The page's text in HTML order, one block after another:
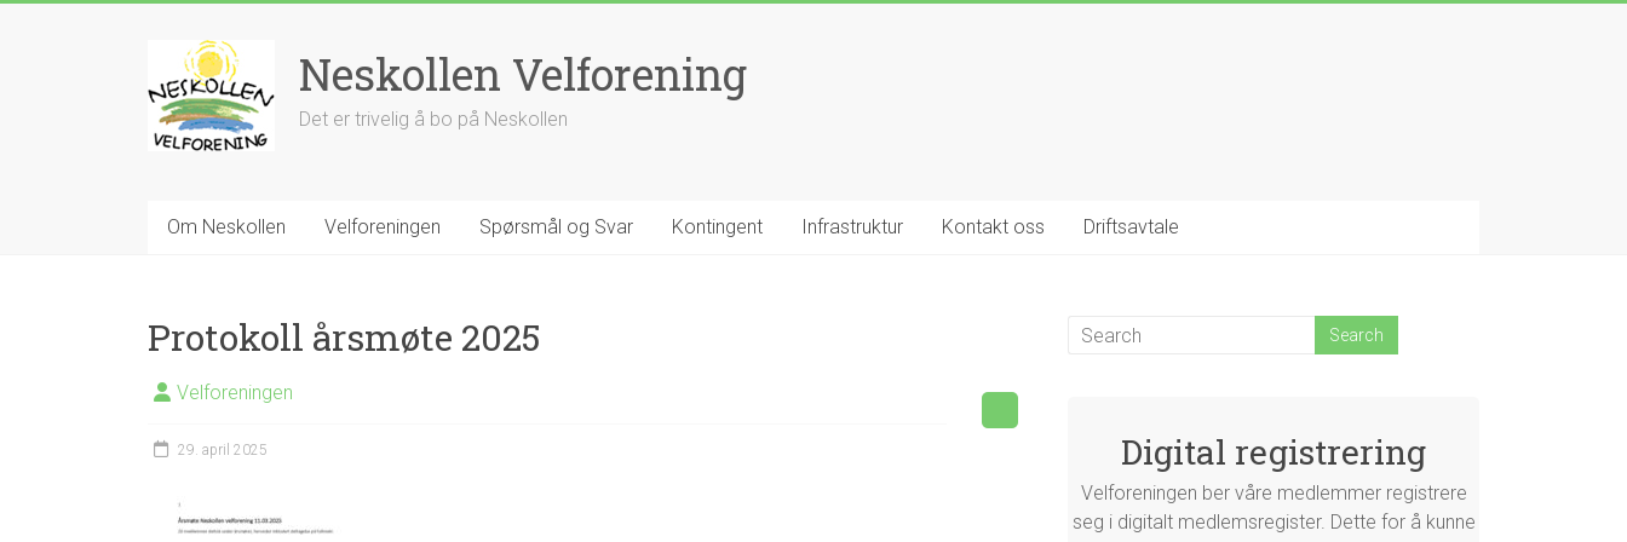
Neskollen Velforening
Det er trivelig å bo på Neskollen
Om Neskollen Velforeningen Spørsmål og Svar Kontingent Infrastruktur Kontakt oss Driftsavtale
Protokoll årsmøte 2025
Velforeningen
29. april 2025 Digital registrering
Velforeningen ber våre medlemmer registrere
seg i digitalt medlemsregister. Dette for å kunne